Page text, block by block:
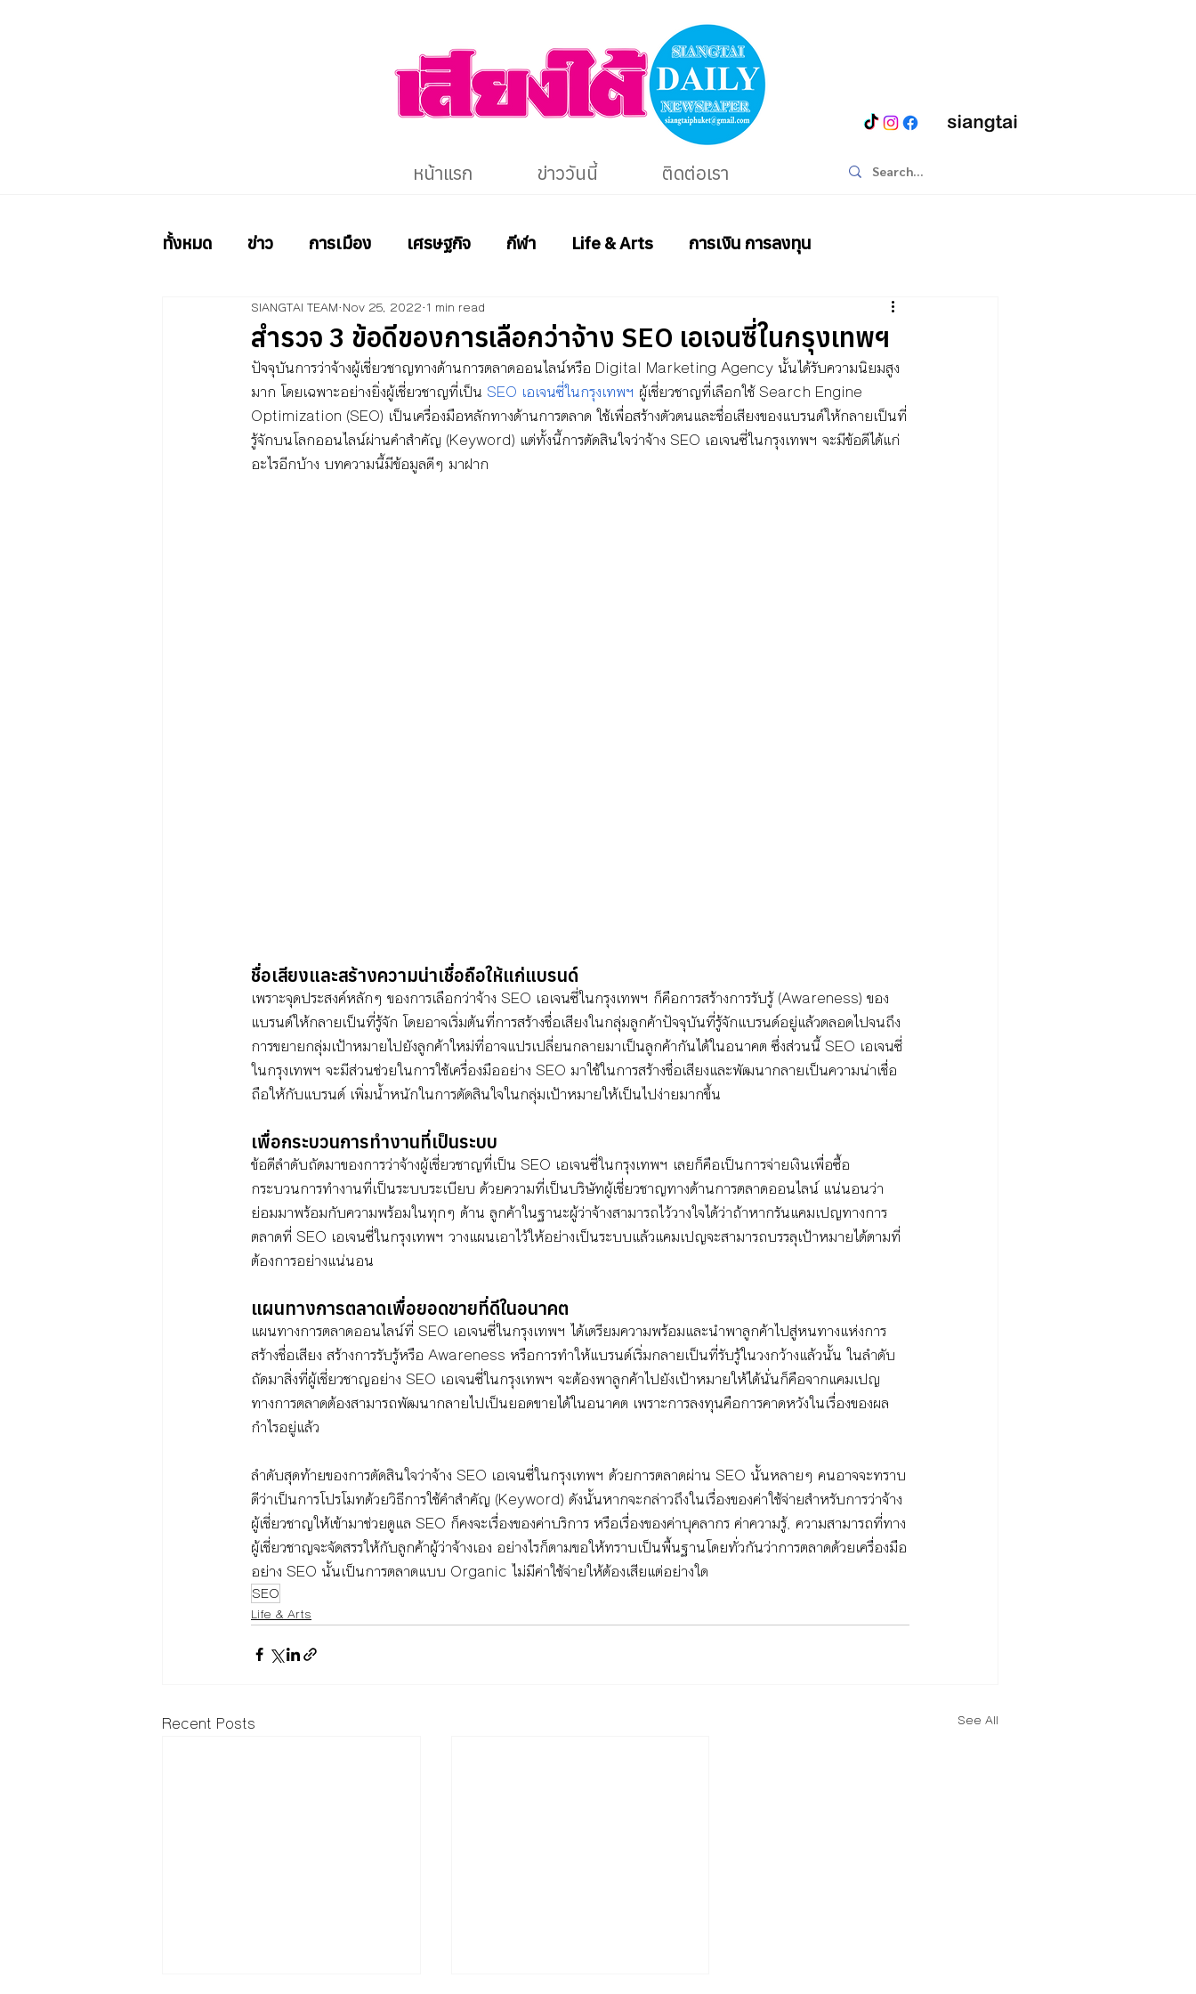
หน้าแรก ข่าววันนี้ ติดต่อเรา
ทั้งหมด ข่าว การเมือง เศรษฐกิจ กีฬา Life & Arts การเงิน การลงทุน
สำรวจ 3 ข้อดีของการเลือกว่าจ้าง SEO เอเจนซี่ในกรุงเทพฯ
SIANGTAI TEAM Nov 25, 2022 1 min read
ปัจจุบันการว่าจ้างผู้เชี่ยวชาญทางด้านการตลาดออนไลน์หรือ Digital Marketing Agency นั้นได้รับความนิยมสูง
มาก โดยเฉพาะอย่างยิ่งผู้เชี่ยวชาญที่เป็น SEO เอเจนซี่ในกรุงเทพฯ ผู้เชี่ยวชาญที่เลือกใช้ Search Engine
Optimization (SEO) เป็นเครื่องมือหลักทางด้านการตลาด ใช้เพื่อสร้างตัวตนและชื่อเสียงของแบรนด์ให้กลายเป็นที่
รู้จักบนโลกออนไลน์ผ่านคำสำคัญ (Keyword) แต่ทั้งนี้การตัดสินใจว่าจ้าง SEO เอเจนซี่ในกรุงเทพฯ จะมีข้อดีได้แก่
อะไรอีกบ้าง บทความนี้มีข้อมูลดีๆ มาฝาก
ชื่อเสียงและสร้างความน่าเชื่อถือให้แก่แบรนด์
เพราะจุดประสงค์หลักๆ ของการเลือกว่าจ้าง SEO เอเจนซี่ในกรุงเทพฯ ก็คือการสร้างการรับรู้ (Awareness) ของ
แบรนด์ให้กลายเป็นที่รู้จัก โดยอาจเริ่มต้นที่การสร้างชื่อเสียงในกลุ่มลูกค้าปัจจุบันที่รู้จักแบรนด์อยู่แล้วตลอดไปจนถึง
การขยายกลุ่มเป้าหมายไปยังลูกค้าใหม่ที่อาจแปรเปลี่ยนกลายมาเป็นลูกค้ากันได้ในอนาคต ซึ่งส่วนนี้ SEO เอเจนซี่
ในกรุงเทพฯ จะมีส่วนช่วยในการใช้เครื่องมืออย่าง SEO มาใช้ในการสร้างชื่อเสียงและพัฒนากลายเป็นความน่าเชื่อ
ถือให้กับแบรนด์ เพิ่มน้ำหนักในการตัดสินใจในกลุ่มเป้าหมายให้เป็นไปง่ายมากขึ้น
เพื่อกระบวนการทำงานที่เป็นระบบ
ข้อดีลำดับถัดมาของการว่าจ้างผู้เชี่ยวชาญที่เป็น SEO เอเจนซี่ในกรุงเทพฯ เลยก็คือเป็นการจ่ายเงินเพื่อซื้อ
กระบวนการทำงานที่เป็นระบบระเบียบ ด้วยความที่เป็นบริษัทผู้เชี่ยวชาญทางด้านการตลาดออนไลน์ แน่นอนว่า
ย่อมมาพร้อมกับความพร้อมในทุกๆ ด้าน ลูกค้าในฐานะผู้ว่าจ้างสามารถไว้วางใจได้ว่าถ้าหากรันแคมเปญทางการ
ตลาดที่ SEO เอเจนซี่ในกรุงเทพฯ วางแผนเอาไว้ให้อย่างเป็นระบบแล้วแคมเปญจะสามารถบรรลุเป้าหมายได้ตามที่
ต้องการอย่างแน่นอน
แผนทางการตลาดเพื่อยอดขายที่ดีในอนาคต
แผนทางการตลาดออนไลน์ที่ SEO เอเจนซี่ในกรุงเทพฯ ได้เตรียมความพร้อมและนำพาลูกค้าไปสู่หนทางแห่งการ
สร้างชื่อเสียง สร้างการรับรู้หรือ Awareness หรือการทำให้แบรนด์เริ่มกลายเป็นที่รับรู้ในวงกว้างแล้วนั้น ในลำดับ
ถัดมาสิ่งที่ผู้เชี่ยวชาญอย่าง SEO เอเจนซี่ในกรุงเทพฯ จะต้องพาลูกค้าไปยังเป้าหมายให้ได้นั่นก็คือจากแคมเปญ
ทางการตลาดต้องสามารถพัฒนากลายไปเป็นยอดขายได้ในอนาคต เพราะการลงทุนคือการคาดหวังในเรื่องของผล
กำไรอยู่แล้ว
ลำดับสุดท้ายของการตัดสินใจว่าจ้าง SEO เอเจนซี่ในกรุงเทพฯ ด้วยการตลาดผ่าน SEO นั้นหลายๆ คนอาจจะทราบ
ดีว่าเป็นการโปรโมทด้วยวิธีการใช้คำสำคัญ (Keyword) ดังนั้นหากจะกล่าวถึงในเรื่องของค่าใช้จ่ายสำหรับการว่าจ้าง
ผู้เชี่ยวชาญให้เข้ามาช่วยดูแล SEO ก็คงจะเรื่องของค่าบริการ หรือเรื่องของค่าบุคลากร ค่าความรู้, ความสามารถที่ทาง
ผู้เชี่ยวชาญจะจัดสรรให้กับลูกค้าผู้ว่าจ้างเอง อย่างไรก็ตามขอให้ทราบเป็นพื้นฐานโดยทั่วกันว่าการตลาดด้วยเครื่องมือ
อย่าง SEO นั้นเป็นการตลาดแบบ Organic ไม่มีค่าใช้จ่ายให้ต้องเสียแต่อย่างใด
SEO
Life & Arts
Recent Posts See All